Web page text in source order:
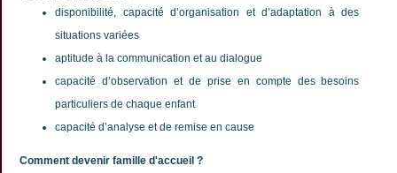
disponibilité, capacité d’organisation et d’adaptation à des
situations variées
aptitude à la communication et au dialogue
capacité d’observation et de prise en compte des besoins
particuliers de chaque enfant
capacité d’analyse et de remise en cause
Comment devenir famille d'accueil ?